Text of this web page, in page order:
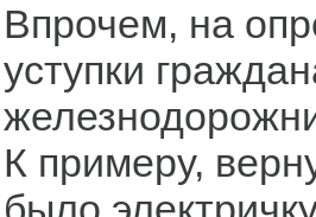
Впрочем, на
уступки
К примеру,